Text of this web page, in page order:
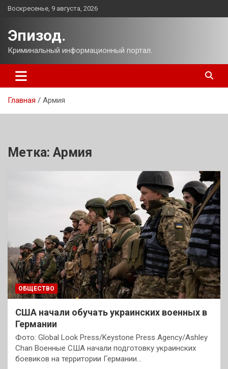
Перейти
Воскресенье, 9 августа, 2026
Эпизод.
Криминальный информационный портал.
Главная Армия
Метка: Армия
ОБЩЕСТВО
США начали обучать украинских военных в
Германии
Фото: Global Look Press/Keystone Press Agency/Ashley
Chan Военные США начали подготовку украинских
боевиков на территории Германии…